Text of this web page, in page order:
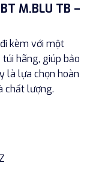
M.BLU TB –
kèm với một
hãng, giúp bảo
là lựa chọn hoàn
chất lượng.